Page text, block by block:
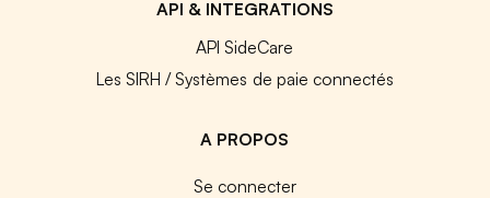
API & INTEGRATIONS
API SideCare
Les SIRH / Systèmes de paie connectés
A PROPOS
Se connecter